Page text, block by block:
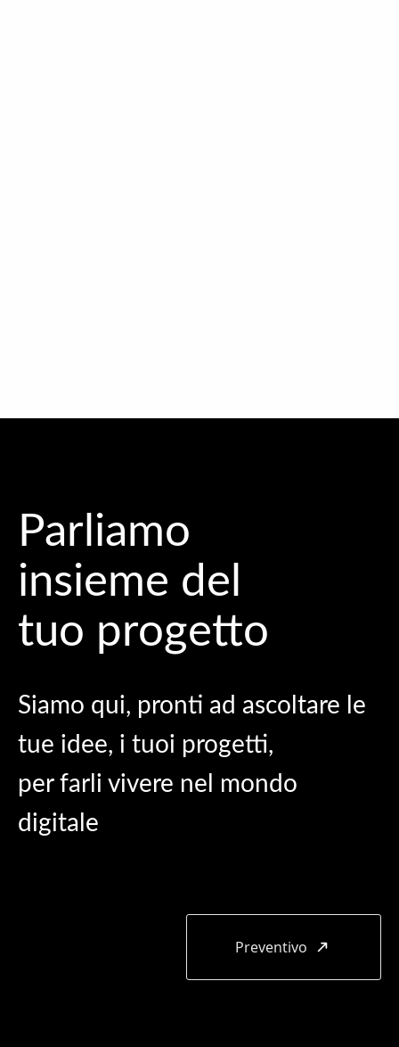
Parliamo
insieme del
tuo progetto
Siamo qui, pronti ad ascoltare le
tue idee, i tuoi progetti,
per farli vivere nel mondo
digitale
Preventivo